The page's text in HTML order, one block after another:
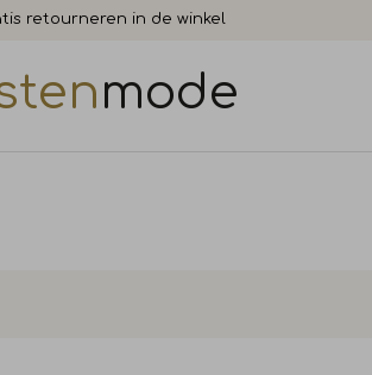
retourneren in de winkel
mode